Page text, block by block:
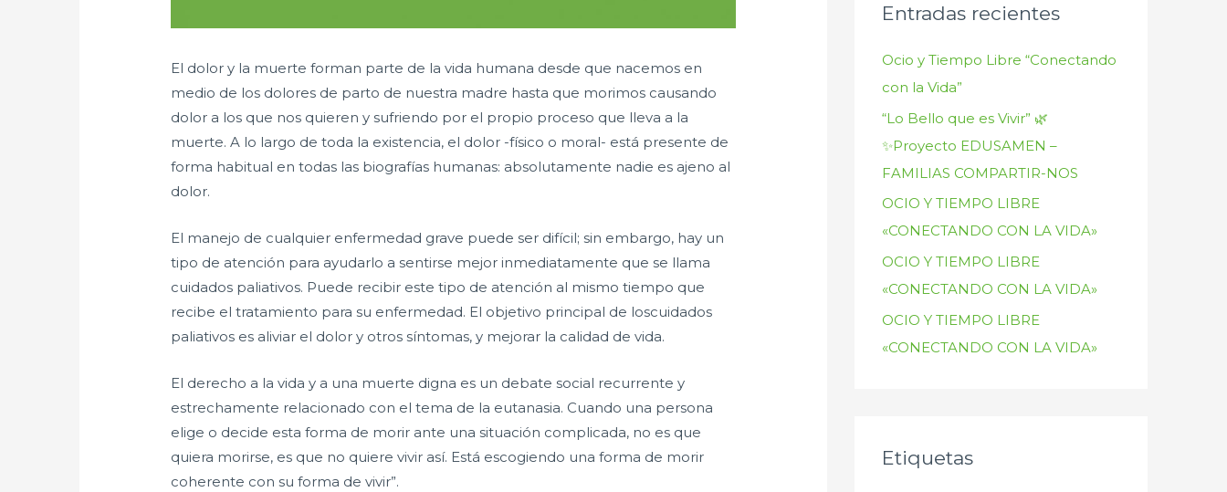
El dolor y la muerte forman parte de la vida humana desde que nacemos en
medio de los dolores de parto de nuestra madre hasta que morimos causando
dolor a los que nos quieren y sufriendo por el propio proceso que lleva a la
muerte. A lo largo de toda la existencia, el dolor -físico o moral- está presente de
forma habitual en todas las biografías humanas: absolutamente nadie es ajeno al
dolor.
El manejo de cualquier enfermedad grave puede ser difícil; sin embargo, hay un
tipo de atención para ayudarlo a sentirse mejor inmediatamente que se llama
cuidados paliativos. Puede recibir este tipo de atención al mismo tiempo que
recibe el tratamiento para su enfermedad. El objetivo principal de loscuidados
paliativos es aliviar el dolor y otros síntomas, y mejorar la calidad de vida.
El derecho a la vida y a una muerte digna es un debate social recurrente y
estrechamente relacionado con el tema de la eutanasia. Cuando una persona
elige o decide esta forma de morir ante una situación complicada, no es que
quiera morirse, es que no quiere vivir así. Está escogiendo una forma de morir
coherente con su forma de vivir”.
Entradas recientes
Ocio y Tiempo Libre “Conectando
con la Vida”
“Lo Bello que es Vivir” 🌿
✨Proyecto EDUSAMEN –
FAMILIAS COMPARTIR-NOS
OCIO Y TIEMPO LIBRE
«CONECTANDO CON LA VIDA»
OCIO Y TIEMPO LIBRE
«CONECTANDO CON LA VIDA»
OCIO Y TIEMPO LIBRE
«CONECTANDO CON LA VIDA»
Etiquetas